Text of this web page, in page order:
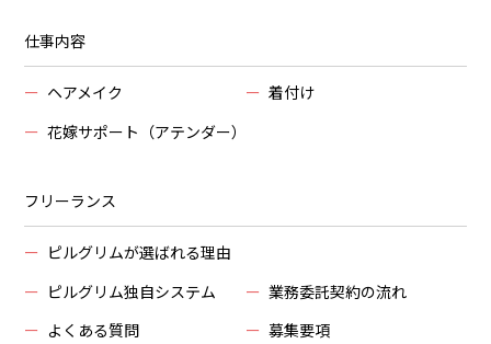
仕事内容
ー ヘアメイク ー 着付け
ー 花嫁サポート（アテンダー）
フリーランス
ー ピルグリムが選ばれる理由
ー ピルグリム独自システム ー 業務委託契約の流れ
ー よくある質問 ー 募集要項